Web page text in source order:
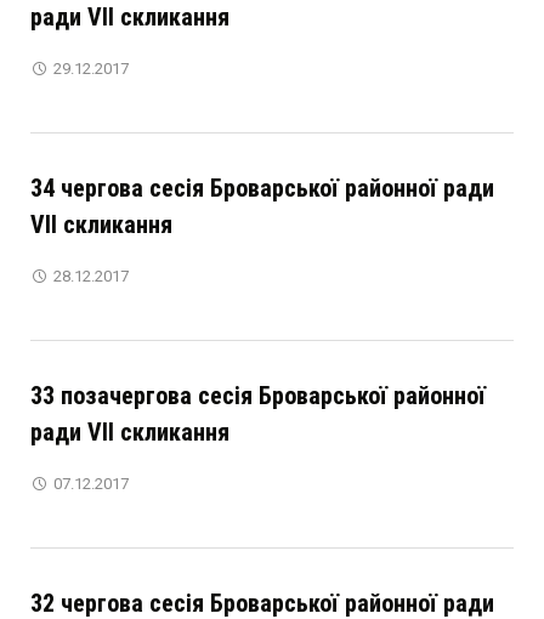
ради VІІ скликання
29.12.2017
34 чергова сесія Броварської районної ради
VІІ скликання
28.12.2017
33 позачергова сесія Броварської районної
ради VІІ скликання
07.12.2017
32 чергова сесія Броварської районної ради